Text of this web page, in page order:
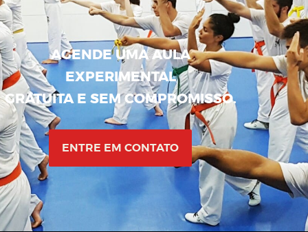
AGENDE UMA AULA
EXPERIMENTAL
GRATUITA E SEM COMPROMISSO.
ENTRE EM CONTATO